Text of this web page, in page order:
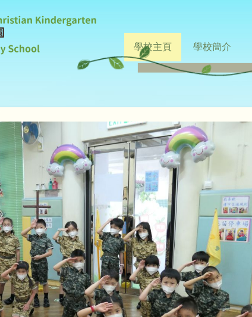
基
督
恩
苗
幼
稚
園
學校主頁
最新消息
入學申請
收費資料
學校簡介
辦學宗旨
課程特色
小一派位
環境設施
視學報告